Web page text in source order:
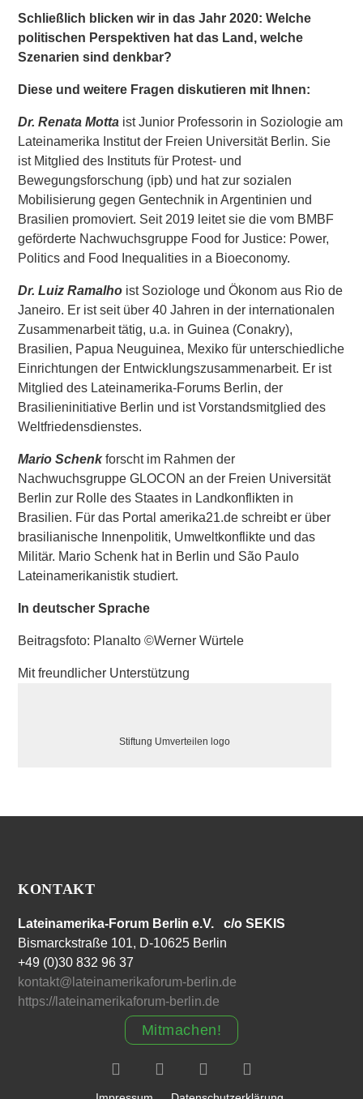
Schließlich blicken wir in das Jahr 2020: Welche
politischen Perspektiven hat das Land, welche
Szenarien sind denkbar?
Diese und weitere Fragen diskutieren mit Ihnen:
Dr. Renata Motta ist Junior Professorin in Soziologie am
Lateinamerika Institut der Freien Universität Berlin. Sie
ist Mitglied des Instituts für Protest- und
Bewegungsforschung (ipb) und hat zur sozialen
Mobilisierung gegen Gentechnik in Argentinien und
Brasilien promoviert. Seit 2019 leitet sie die vom BMBF
geförderte Nachwuchsgruppe Food for Justice: Power,
Politics and Food Inequalities in a Bioeconomy.
Dr. Luiz Ramalho ist Soziologe und Ökonom aus Rio de
Janeiro. Er ist seit über 40 Jahren in der internationalen
Zusammenarbeit tätig, u.a. in Guinea (Conakry),
Brasilien, Papua Neuguinea, Mexiko für unterschiedliche
Einrichtungen der Entwicklungszusammenarbeit. Er ist
Mitglied des Lateinamerika-Forums Berlin, der
Brasilieninitiative Berlin und ist Vorstandsmitglied des
Weltfriedensdienstes.
Mario Schenk forscht im Rahmen der
Nachwuchsgruppe GLOCON an der Freien Universität
Berlin zur Rolle des Staates in Landkonflikten in
Brasilien. Für das Portal amerika21.de schreibt er über
brasilianische Innenpolitik, Umweltkonflikte und das
Militär. Mario Schenk hat in Berlin und São Paulo
Lateinamerikanistik studiert.
In deutscher Sprache
Beitragsfoto: Planalto ©Werner Würtele
Mit freundlicher Unterstützung
Stiftung Umverteilen logo
KONTAKT
Lateinamerika-Forum Berlin e.V. c/o SEKIS
Bismarckstraße 101, D-10625 Berlin
+49 (0)30 832 96 37
kontakt@lateinamerikaforum-berlin.de
https://lateinamerikaforum-berlin.de
Mitmachen!